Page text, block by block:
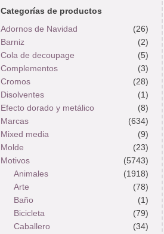
Categorías de productos
Adornos de Navidad
(26)
Barniz
(2)
Cola de decoupage
(5)
Complementos
(3)
Cromos
(28)
Disolventes
(1)
Efecto dorado y metálico
(8)
Marcas
(634)
Mixed media
(9)
Molde
(23)
Motivos
(5743)
Animales
(1918)
Arte
(78)
Baño
(1)
Bicicleta
(79)
Caballero
(34)